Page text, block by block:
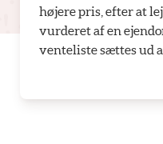
højere pris, efter at
vurderet af en
venteliste sættes ud